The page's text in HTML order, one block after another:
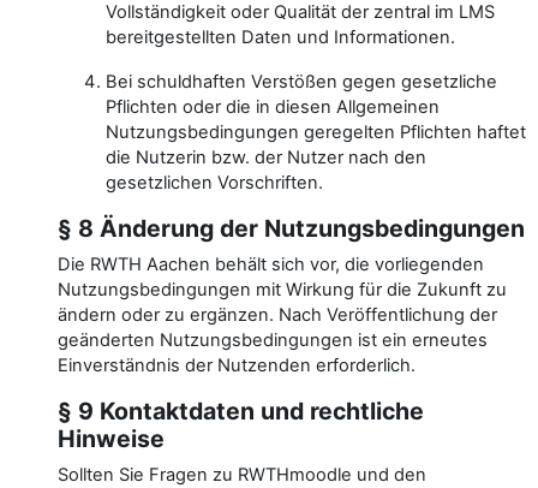
Vollständigkeit oder Qualität der zentral im LMS
bereitgestellten Daten und Informationen.
Bei schuldhaften Verstößen gegen gesetzliche
Pflichten oder die in diesen Allgemeinen
Nutzungsbedingungen geregelten Pflichten haftet
die Nutzerin bzw. der Nutzer nach den
gesetzlichen Vorschriften.
§ 8 Änderung der Nutzungsbedingungen
Die RWTH Aachen behält sich vor, die vorliegenden
Nutzungsbedingungen mit Wirkung für die Zukunft zu
ändern oder zu ergänzen. Nach Veröffentlichung der
geänderten Nutzungsbedingungen ist ein erneutes
Einverständnis der Nutzenden erforderlich.
§ 9 Kontaktdaten und rechtliche
Hinweise
Sollten Sie Fragen zu RWTHmoodle und den